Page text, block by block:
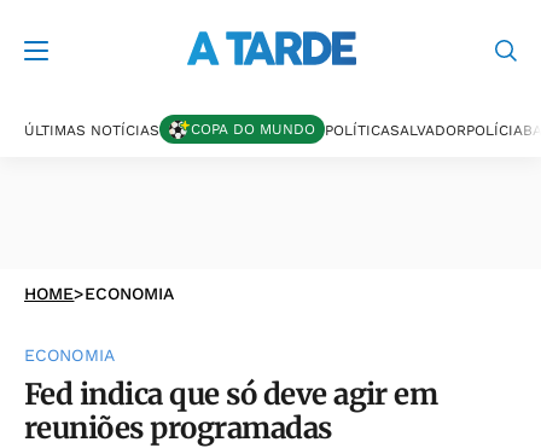
ÚLTIMAS NOTÍCIAS COPA DO MUNDO POLÍTICASALVADORPOLÍCIA
HOME>ECONOMIA
ECONOMIA
Fed indica que só deve agir em
reuniões programadas